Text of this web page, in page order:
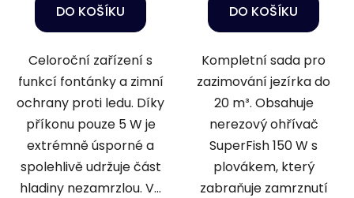
DO KOŠÍKU
Celoroční zařízení s
funkcí fontánky a zimní
ochrany proti ledu. Díky
příkonu pouze 5 W je
extrémně úsporné a
spolehlivě udržuje část
hladiny nezamrzlou. V...
DO KOŠÍKU
Kompletní sada pro
zazimování jezírka do
20 m³. Obsahuje
nerezový ohřívač
SuperFish 150 W s
plovákem, který
zabraňuje zamrznutí